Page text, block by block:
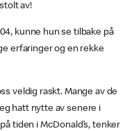
av!
kunne hun se tilbake på
erfaringer og en rekke
veldig raskt. Mange av de
hatt nytte av senere i
tiden i McDonald’s, tenker